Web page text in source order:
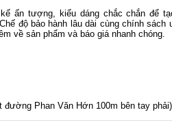
ấn tượng, kiểu dáng chắc chắn để
độ bảo hành lâu dài cùng chính
về sản phẩm và báo giá nhanh chóng.
Phan Văn Hớn 100m bên tay